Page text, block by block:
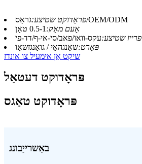
פּראָדוקט שטיצע:גראָס/OEM/ODM
אָעם מאָק: 0.5-1 טאָן
פרייז שטיצע:עקס-וואו/פאב/סי-אי-ף/דד-פי
פּאָרט:שאַנגהאַי / גואַנגזשאָו
שיקט אַן אימעיל צו אונדז
פּראָדוקט דעטאַל
פּראָדוקט טאַגס
באַשרייַבונג